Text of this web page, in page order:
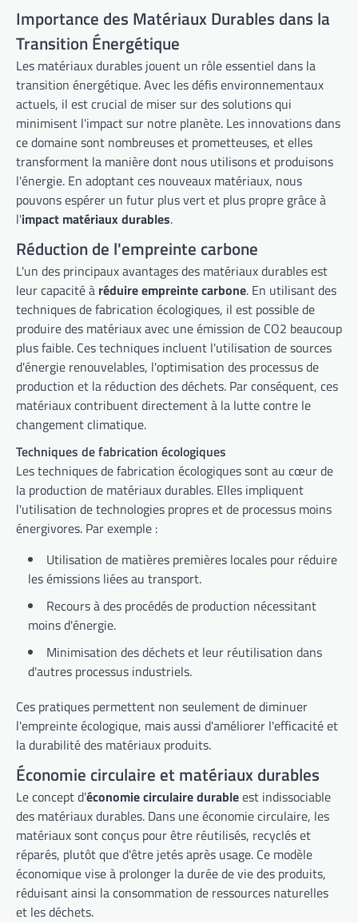
Importance des Matériaux Durables dans la
Transition Énergétique
Les matériaux durables jouent un rôle essentiel dans la
transition énergétique. Avec les défis environnementaux
actuels, il est crucial de miser sur des solutions qui
minimisent l'impact sur notre planète. Les innovations dans
ce domaine sont nombreuses et prometteuses, et elles
transforment la manière dont nous utilisons et produisons
l'énergie. En adoptant ces nouveaux matériaux, nous
pouvons espérer un futur plus vert et plus propre grâce à
l'impact matériaux durables.
Réduction de l'empreinte carbone
L'un des principaux avantages des matériaux durables est
leur capacité à réduire empreinte carbone. En utilisant des
techniques de fabrication écologiques, il est possible de
produire des matériaux avec une émission de CO2 beaucoup
plus faible. Ces techniques incluent l'utilisation de sources
d'énergie renouvelables, l'optimisation des processus de
production et la réduction des déchets. Par conséquent, ces
matériaux contribuent directement à la lutte contre le
changement climatique.
Techniques de fabrication écologiques
Les techniques de fabrication écologiques sont au cœur de
la production de matériaux durables. Elles impliquent
l'utilisation de technologies propres et de processus moins
énergivores. Par exemple :
Utilisation de matières premières locales pour réduire
les émissions liées au transport.
Recours à des procédés de production nécessitant
moins d'énergie.
Minimisation des déchets et leur réutilisation dans
d'autres processus industriels.
Ces pratiques permettent non seulement de diminuer
l'empreinte écologique, mais aussi d'améliorer l'efficacité et
la durabilité des matériaux produits.
Économie circulaire et matériaux durables
Le concept d'économie circulaire durableest indissociable
des matériaux durables. Dans une économie circulaire, les
matériaux sont conçus pour être réutilisés, recyclés et
réparés, plutôt que d'être jetés après usage. Ce modèle
économique vise à prolonger la durée de vie des produits,
réduisant ainsi la consommation de ressources naturelles
et les déchets.